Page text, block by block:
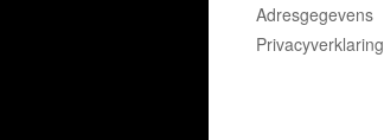
Adresgegevens
Privacyverklaring